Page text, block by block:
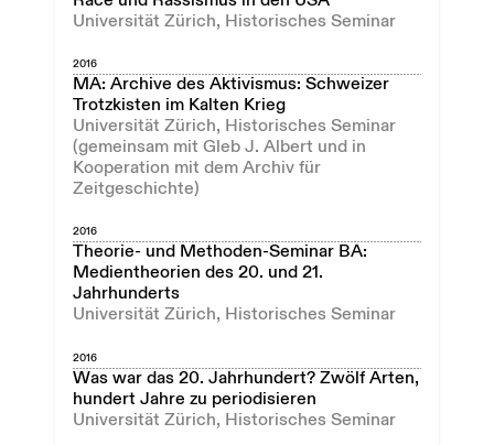
Universität Zürich, Historisches Seminar
2016
MA: Archive des Aktivismus: Schweizer
Trotzkisten im Kalten Krieg
Universität Zürich, Historisches Seminar
(gemeinsam mit Gleb J. Albert und in
Kooperation mit dem Archiv für
Zeitgeschichte)
2016
Theorie- und Methoden-Seminar BA:
Medientheorien des 20. und 21.
Jahrhunderts
Universität Zürich, Historisches Seminar
2016
Was war das 20. Jahrhundert? Zwölf Arten,
hundert Jahre zu periodisieren
Universität Zürich, Historisches Seminar